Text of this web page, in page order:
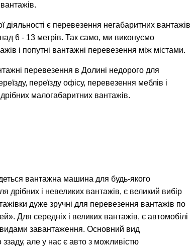
є перевезення негабаритних вантажів
6 - 13 метрів. Так само, ми виконуємо
і попутні вантажні перевезення між містами.
перевезення в Долині недорого для
переїзду офісу, перевезення меблів і
малогабаритних вантажів.
вантажна машина для будь-якого
дрібних і невеликих вантажів, є великий вибір
дуже зручні для перевезення вантажів по
Для середніх і великих вантажів, є автомобілі
видами завантаження. Основний вид
але у нас є авто з можливістю